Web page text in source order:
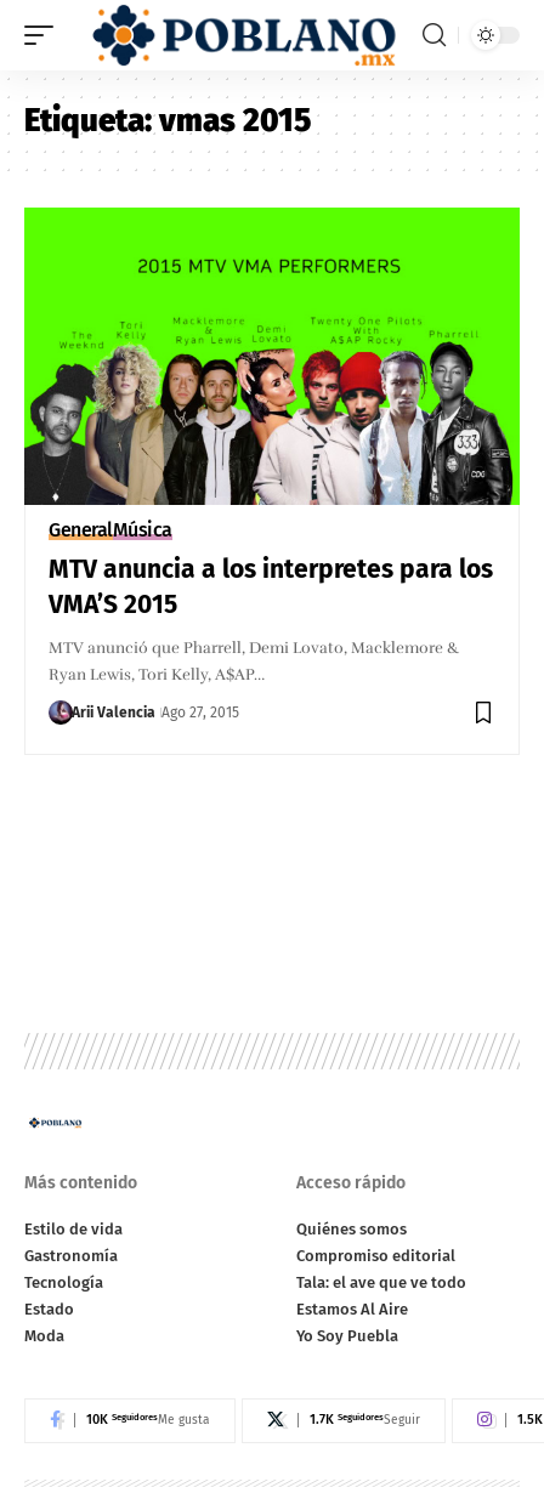
Etiqueta:vmas 2015
GeneralMúsica
MTV anuncia a los interpretes para los
VMA’S 2015
MTV anunció que Pharrell, Demi Lovato, Macklemore &
Ryan Lewis, Tori Kelly, A$AP…
Arii Valencia Ago 27, 2015
Más contenido
Estilo de vida
Gastronomía
Tecnología
Estado
Moda
Acceso rápido
Quiénes somos
Compromiso editorial
Tala: el ave que ve todo
Estamos Al Aire
Yo Soy Puebla
10K SeguidoresMe gusta 1.7K SeguidoresSeguir 1.5K